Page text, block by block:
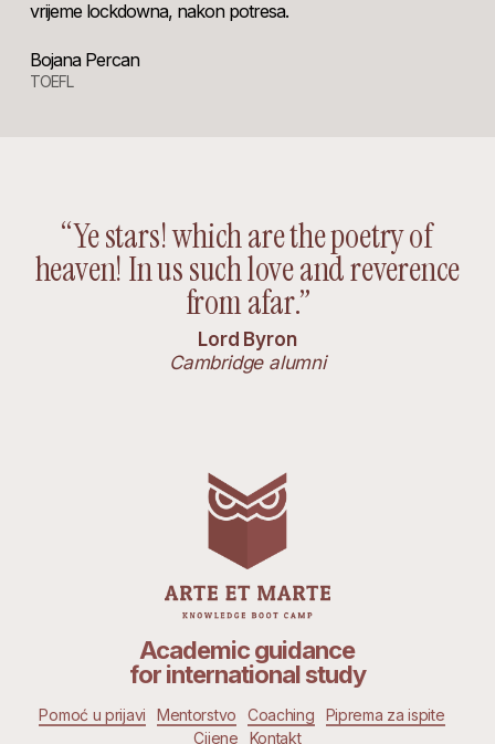
vrijeme lockdowna, nakon potresa.
Bojana Percan
TOEFL
“Ye stars! which are the poetry of
heaven! In us such love and reverence
from afar.”
Lord Byron
Cambridge alumni
Academic guidance
for international study
Pomoć u prijavi Mentorstvo Coaching
Piprema za ispite
Cijene
Kontakt